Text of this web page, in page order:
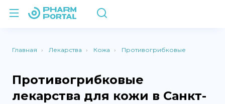
Главная Лекарства Кожа Противогрибковые
Противогрибковые
лекарства для кожи в Санкт-